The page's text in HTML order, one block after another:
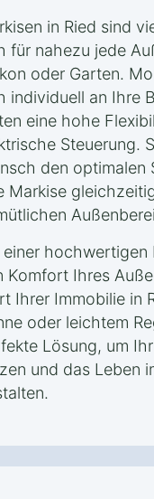
in Ried sind
für nahezu jede
oder Garten.
individuell an Ihre
eine hohe
Steuerung.
den optimalen
Markise
hochwertigen
Komfort Ihres
Ihrer Immobilie in
oder leichtem
Lösung, um
und das Leben